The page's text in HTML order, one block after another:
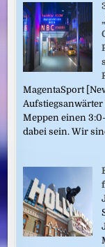
MagentaSport
Aufstiegsanwärter
Meppen einen
dabei sein. Wir